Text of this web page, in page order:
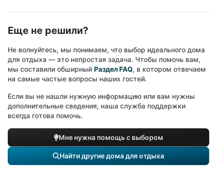
Еще не решили?
Не волнуйтесь, мы понимаем, что выбор идеального дома
для отдыха — это непростая задача. Чтобы помочь вам,
мы составили обширный Раздел FAQ, в котором отвечаем
на самые частые вопросы наших гостей.
Если вы не нашли нужную информацию или вам нужны
дополнительные сведения, наша служба поддержки
всегда готова помочь.
Мне нужна помощь с выбором
Найти другие дома для отдыха